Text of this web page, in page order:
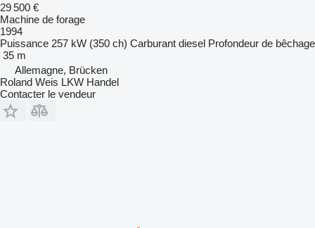
29 500 €
Machine de forage
1994
Puissance 257 kW (350 ch) Carburant diesel Profondeur de bêchage
35 m
Allemagne, Brücken
Roland Weis LKW Handel
Contacter le vendeur